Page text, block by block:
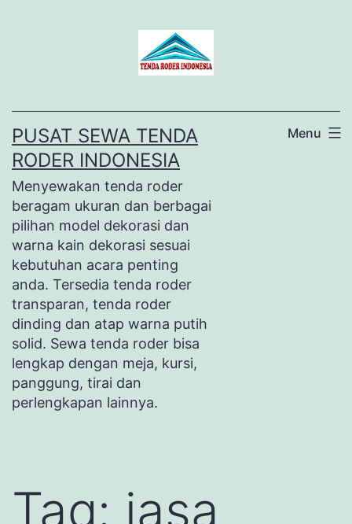
PUSAT SEWA TENDA
RODER INDONESIA
Menyewakan tenda roder
beragam ukuran dan berbagai
pilihan model dekorasi dan
warna kain dekorasi sesuai
kebutuhan acara penting
anda. Tersedia tenda roder
transparan, tenda roder
dinding dan atap warna putih
solid. Sewa tenda roder bisa
lengkap dengan meja, kursi,
panggung, tirai dan
perlengkapan lainnya.
Menu
Tag: jasa